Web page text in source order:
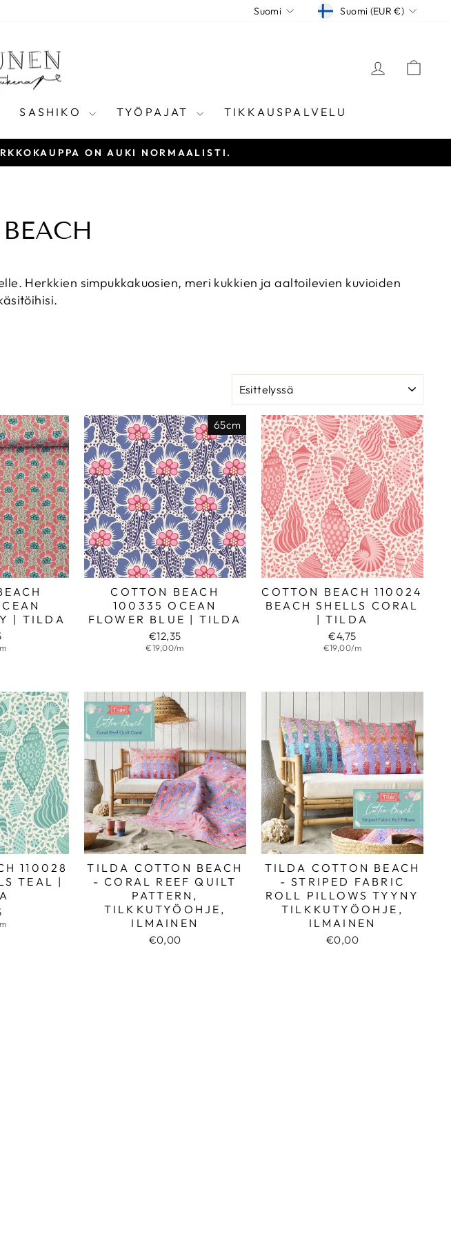
KIELI
Suomi VALUUTTA
Suomi (EUR €)
SASHIKO TYÖPAJAT TIKKAUSPALVELU
ON AUKI NORMAALISTI.
Herkkien simpukkakuosien, meri kukkien ja aaltoilevien kuvioiden
| TILDA
65cm
COTTON BEACH
100335 OCEAN
FLOWER BLUE | TILDA
€12,35
€19,00/m
COTTON BEACH 110024
BEACH SHELLS CORAL
| TILDA
€4,75
€19,00/m
110028
TEAL |
TILDA COTTON BEACH
- CORAL REEF QUILT
PATTERN,
TILKKUTYÖOHJE,
ILMAINEN
€0,00
TILDA COTTON BEACH
- STRIPED FABRIC
ROLL PILLOWS TYYNY
TILKKUTYÖOHJE,
ILMAINEN
€0,00